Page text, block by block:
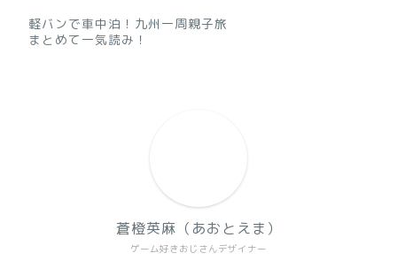
軽バンで車中泊！九州一周親子旅
まとめて一気読み！
ゲーム好きおじさんデザイナー
蒼橙英麻（あおとえま）